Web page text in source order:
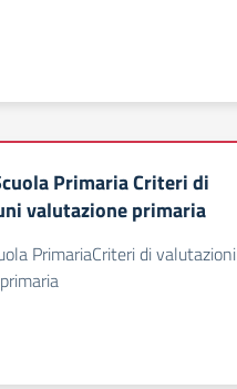
Primaria Criteri di
valutazione primaria
PrimariaCriteri di valutazioni